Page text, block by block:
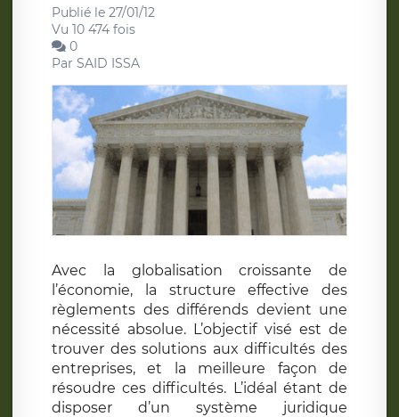
Publié le 27/01/12
Vu 10 474 fois
0
Par SAID ISSA
Avec la globalisation croissante de
l’économie, la structure effective des
règlements des différends devient une
nécessité absolue. L’objectif visé est de
trouver des solutions aux difficultés des
entreprises, et la meilleure façon de
résoudre ces difficultés. L’idéal étant de
disposer d’un système juridique